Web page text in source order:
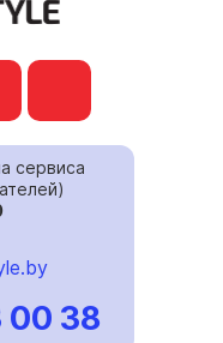
сервиса
00 38